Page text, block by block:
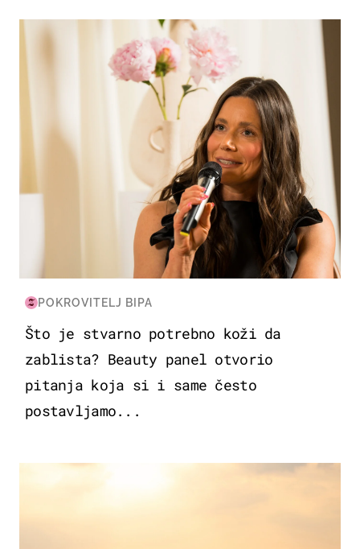
MODA & LJEPOTA
POKROVITELJ BIPA
Što je stvarno potrebno koži da
zablista? Beauty panel otvorio
pitanja koja si i same često
postavljamo...